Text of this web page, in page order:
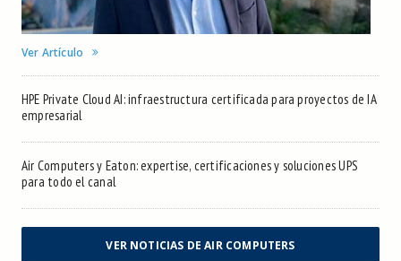
Ver Artículo
HPE Private Cloud AI: infraestructura certificada para proyectos de IA
empresarial
Air Computers y Eaton: expertise, certificaciones y soluciones UPS
para todo el canal
VER NOTICIAS DE AIR COMPUTERS